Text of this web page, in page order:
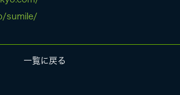
sumile/
一覧に戻る